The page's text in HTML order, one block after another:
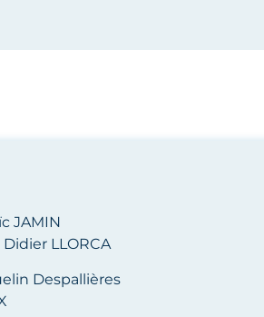
JAMIN
Didier LLORCA
Despallières